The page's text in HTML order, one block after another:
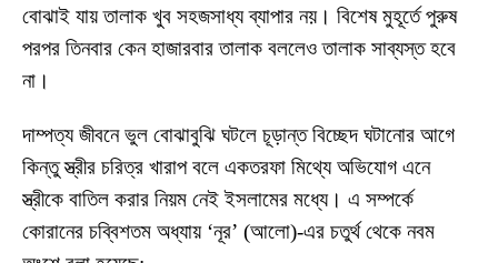
বোঝাই যায় তালাক খুব সহজসাধ্য ব্যাপার নয়। বিশেষ মুহূর্তে পুরুষ
পরপর তিনবার কেন হাজারবার তালাক বললেও তালাক সাব্যস্ত হবে
না।
দাম্পত্য জীবনে ভুল বোঝাবুঝি ঘটলে চূড়ান্ত বিচ্ছেদ ঘটানোর আগে
কিন্তু স্ত্রীর চরিত্র খারাপ বলে একতরফা মিথ্যে অভিযোগ এনে
স্ত্রীকে বাতিল করার নিয়ম নেই ইসলামের মধ্যে। এ সম্পর্কে
কোরানের চব্বিশতম অধ্যায় ‘নূর’ (আলো)-এর চতুর্থ থেকে নবম